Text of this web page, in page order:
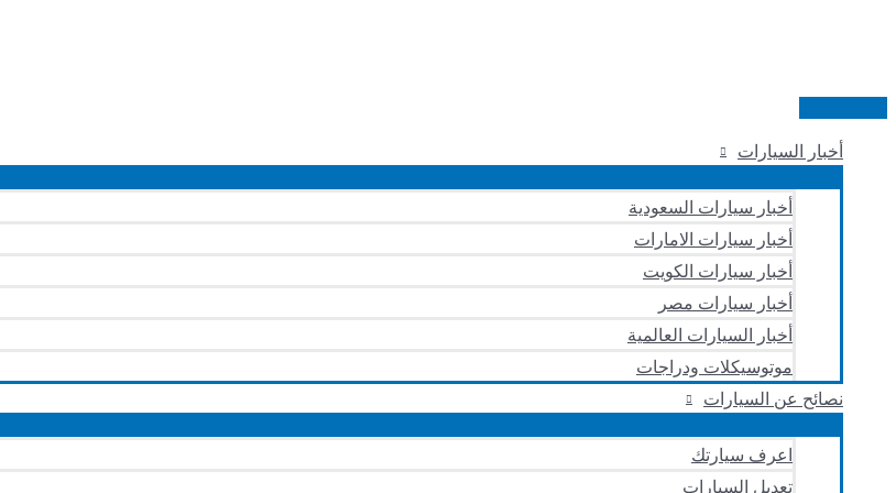
القائمة
أخبار السيارات
القائمة
أخبار سيارات السعودية
أخبار سيارات الامارات
أخبار سيارات الكويت
أخبار سيارات مصر
أخبار السيارات العالمية
موتوسيكلات ودراجات
نصائح عن السيارات
القائمة
اعرف سيارتك
تعديل السيارات